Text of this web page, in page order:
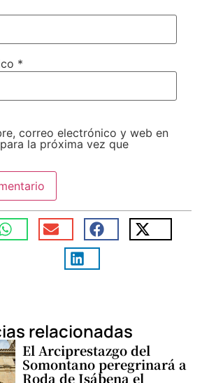
*
correo electrónico y web en
la próxima vez que
relacionadas
El Arciprestazgo del
Somontano peregrinará a
Roda de Isábena el